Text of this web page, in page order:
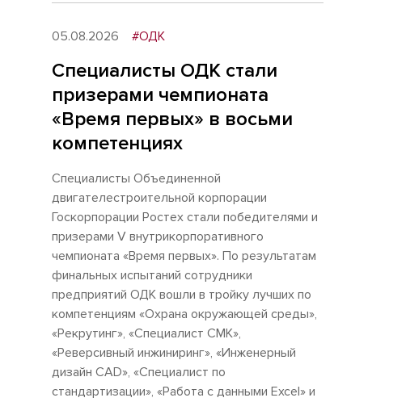
05.08.2026 #ОДК
Специалисты ОДК стали
призерами чемпионата
«Время первых» в восьми
компетенциях
Специалисты Объединенной
двигателестроительной корпорации
Госкорпорации Ростех стали победителями и
призерами V внутрикорпоративного
чемпионата «Время первых». По результатам
финальных испытаний сотрудники
предприятий ОДК вошли в тройку лучших по
компетенциям «Охрана окружающей среды»,
«Рекрутинг», «Специалист СМК»,
«Реверсивный инжиниринг», «Инженерный
дизайн CAD», «Специалист по
стандартизации», «Работа с данными Excel» и